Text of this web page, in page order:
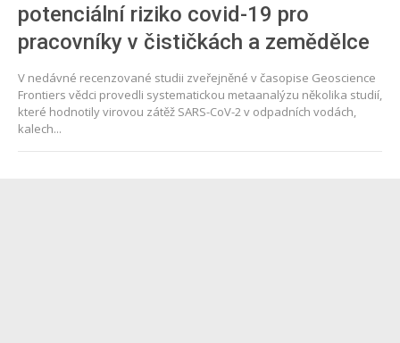
potenciální riziko covid-19 pro
pracovníky v čističkách a zemědělce
V nedávné recenzované studii zveřejněné v časopise Geoscience
Frontiers vědci provedli systematickou metaanalýzu několika studií,
které hodnotily virovou zátěž SARS-CoV-2 v odpadních vodách,
kalech...